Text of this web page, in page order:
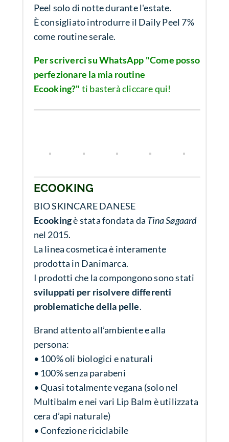
Peel solo di notte durante l'estate.
È consigliato introdurre il Daily Peel 7%
come routine serale.
Per scriverci su WhatsApp "Come posso
perfezionare la mia routine
Ecooking?" ti basterà cliccare qui!
ECOOKING
BIO SKINCARE DANESE
Ecookingè stata fondata da Tina Søgaard
nel 2015.
La linea cosmetica è interamente
prodotta in Danimarca.
I prodotti che la compongono sono stati
sviluppati per risolvere differenti
problematiche della pelle.
Brand attento all’ambiente e alla
persona:
• 100% oli biologici e naturali
• 100% senza parabeni
• Quasi totalmente vegana (solo nel
Multibalm e nei vari Lip Balm è utilizzata
cera d’api naturale)
• Confezione riciclabile